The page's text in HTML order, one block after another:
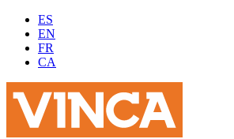
ES
EN
FR
CA